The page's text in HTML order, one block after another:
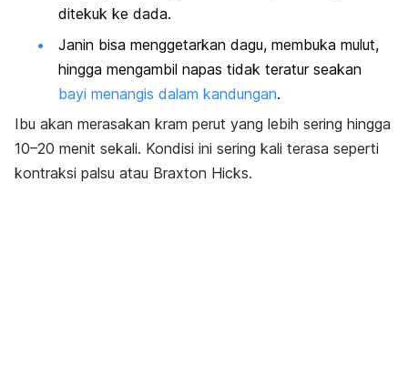
ditekuk ke dada.
Janin bisa menggetarkan dagu, membuka mulut,
hingga mengambil napas tidak teratur seakan
bayi menangis dalam kandungan.
Ibu akan merasakan kram perut yang lebih sering hingga
10–20 menit sekali. Kondisi ini sering kali terasa seperti
kontraksi palsu atau Braxton Hicks.